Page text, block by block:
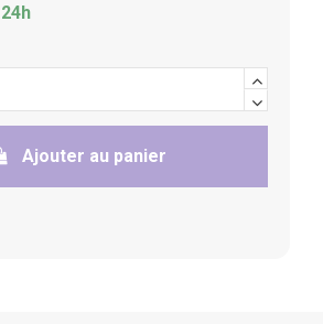
24h
Ajouter au panier